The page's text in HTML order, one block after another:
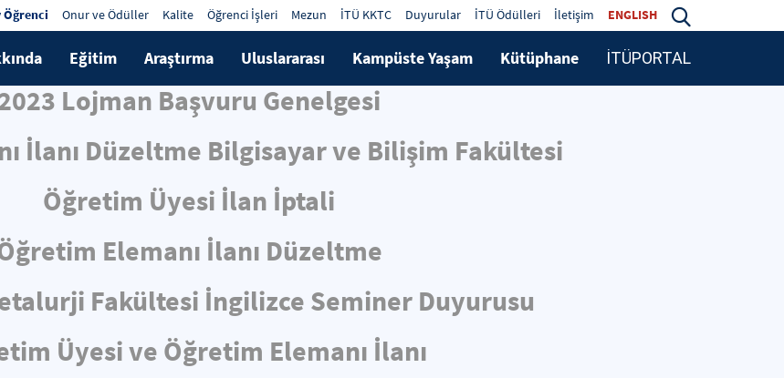
Öğrenci Onur ve Ödüller Kalite Öğrenci İşleri Mezun İTÜ KKTC Duyurular İTÜ Ödülleri İletişim ENGLISH
Eğitim Araştırma Uluslararası Kampüste Yaşam Kütüphane İTÜPORTAL
Lojman Başvuru Genelgesi
İlanı Düzeltme Bilgisayar ve Bilişim Fakültesi
Öğretim Üyesi İlan İptali
Elemanı İlanı Düzeltme
Fakültesi İngilizce Seminer Duyurusu
Üyesi ve Öğretim Elemanı İlanı